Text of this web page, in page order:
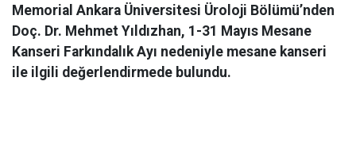
Memorial Ankara Üniversitesi Üroloji Bölümü’nden
Doç. Dr. Mehmet Yıldızhan, 1-31 Mayıs Mesane
Kanseri Farkındalık Ayı nedeniyle mesane kanseri
ile ilgili değerlendirmede bulundu.